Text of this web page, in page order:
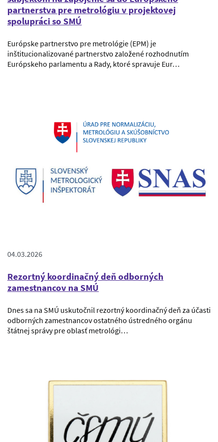
partnerstva pre metrológiu v projektovej
spolupráci so SMÚ
Európske partnerstvo pre metrológie (EPM) je
inštitucionalizované partnerstvo založené rozhodnutím
Európskeho parlamentu a Rady, ktoré spravuje Eur…
04.03.2026
Rezortný koordinačný deň odborných
zamestnancov na SMÚ
Dnes sa na SMÚ uskutočnil rezortný koordinačný deň za účasti
odborných zamestnancov ostatného ústredného orgánu
štátnej správy pre oblasť metrológi…